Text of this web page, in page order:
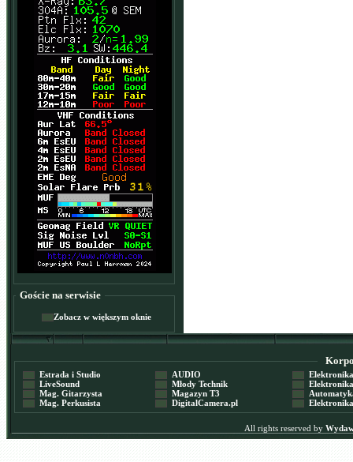
Goście na serwisie
Zobacz w większym oknie
Estrada i Studio
LiveSound
Mag. Gitarzysta
Mag. Perkusista
AUDIO
Młody Technik
Magazyn T3
DigitalCamera.pl
Elektronika
Elektronika
Automatyka
Elektronika
All rights reserved by